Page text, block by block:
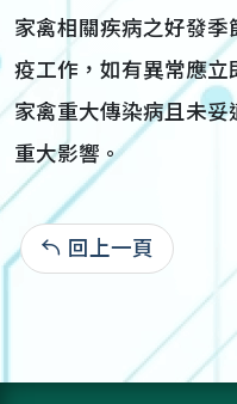
家禽相關疾病之好發
疫工作，如有異常應
家禽重大傳染病且未
重大影響。
回上一頁